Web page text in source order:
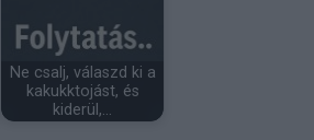
Ne csalj, válaszd ki a
kakukktojást, és
kiderül,…